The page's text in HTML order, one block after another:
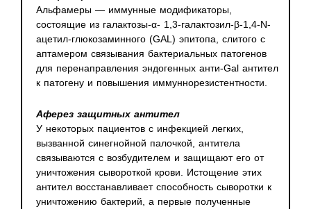
Альфамеры — иммунные модификаторы,
состоящие из галактозы-α- 1,3-галактозил-β-1,4-N-
ацетил-глюкозаминного (GAL) эпитопа, слитого с
аптамером связывания бактериальных патогенов
для перенаправления эндогенных анти-Gal антител
к патогену и повышения иммуннорезистентности.
Аферез защитных антител
У некоторых пациентов с инфекцией легких,
вызванной синегнойной палочкой, антитела
связываются с возбудителем и защищают его от
уничтожения сывороткой крови. Истощение этих
антител восстанавливает способность сыворотки к
уничтожению бактерий, а первые полученные